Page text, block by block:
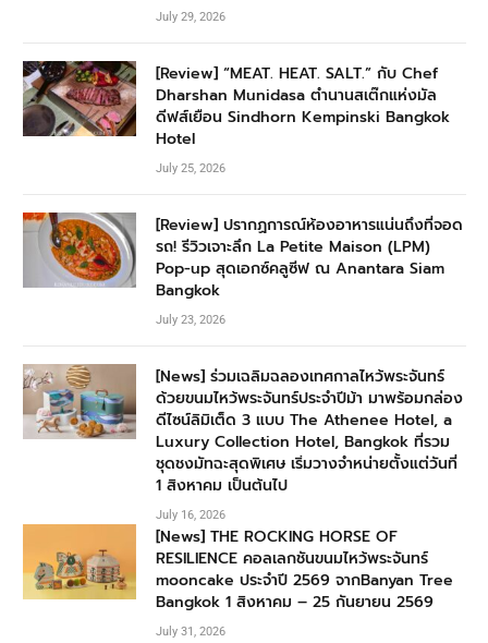
July 29, 2026
[Review] “MEAT. HEAT. SALT.” กับ Chef
Dharshan Munidasa ตำนานสเต๊กแห่งมัล
ดีฟส์เยือน Sindhorn Kempinski Bangkok
Hotel
July 25, 2026
[Review] ปรากฏการณ์ห้องอาหารแน่นถึงที่จอด
รถ! รีวิวเจาะลึก La Petite Maison (LPM)
Pop-up สุดเอกซ์คลูซีฟ ณ Anantara Siam
Bangkok
July 23, 2026
[News] ร่วมเฉลิมฉลองเทศกาลไหว้พระจันทร์
ด้วยขนมไหว้พระจันทร์ประจำปีม้า มาพร้อมกล่อง
ดีไซน์ลิมิเต็ด 3 แบบ The Athenee Hotel, a
Luxury Collection Hotel, Bangkok ที่รวม
ชุดชงมัทฉะสุดพิเศษ เริ่มวางจำหน่ายตั้งแต่วันที่
1 สิงหาคม เป็นต้นไป
July 16, 2026
[News] THE ROCKING HORSE OF
RESILIENCE คอลเลกชันขนมไหว้พระจันทร์
mooncake ประจำปี 2569 จากBanyan Tree
Bangkok 1 สิงหาคม – 25 กันยายน 2569
July 31, 2026